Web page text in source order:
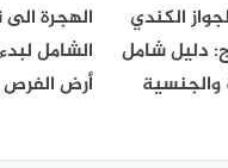
الكندي
دليل شامل
والجنسية
الهجرة الى
الشامل
أرض الفرص